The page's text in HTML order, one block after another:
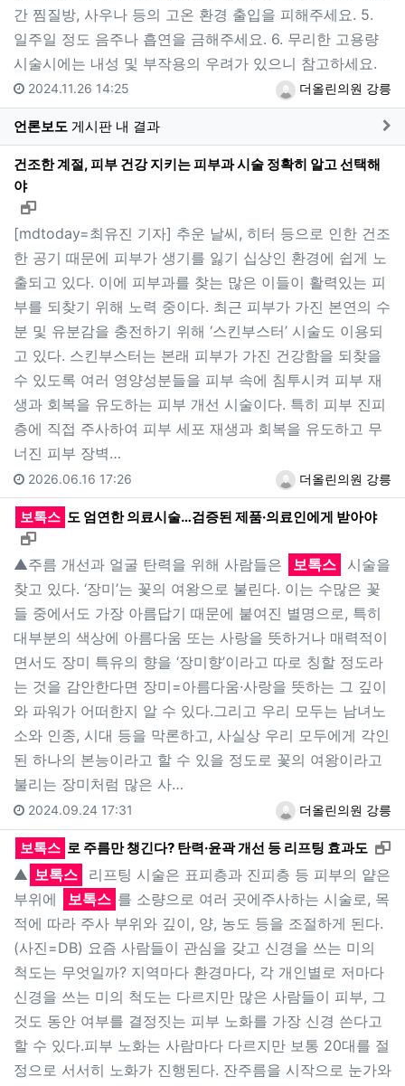
간 찜질방, 사우나 등의 고온 환경 출입을 피해주세요. 5.
일주일 정도 음주나 흡연을 금해주세요. 6. 무리한 고용량
시술시에는 내성 및 부작용의 우려가 있으니 참고하세요.
더올린의원 강릉
2024.11.26 14:25
언론보도 게시판 내 결과
건조한 계절, 피부 건강 지키는 피부과 시술 정확히 알고 선택해
야
새창으로 보기
[mdtoday=최유진 기자] 추운 날씨, 히터 등으로 인한 건조
한 공기 때문에 피부가 생기를 잃기 십상인 환경에 쉽게 노
출되고 있다. 이에 피부과를 찾는 많은 이들이 활력있는 피
부를 되찾기 위해 노력 중이다. 최근 피부가 가진 본연의 수
분 및 유분감을 충전하기 위해 ‘스킨부스터’ 시술도 이용되
고 있다. 스킨부스터는 본래 피부가 가진 건강함을 되찾을
수 있도록 여러 영양성분들을 피부 속에 침투시켜 피부 재
생과 회복을 유도하는 피부 개선 시술이다. 특히 피부 진피
층에 직접 주사하여 피부 세포 재생과 회복을 유도하고 무
너진 피부 장벽…
더올린의원 강릉
2026.06.16 17:26
보톡스 도 엄연한 의료시술…검증된 제품·의료인에게 받아야
새창으로 보기
▲주름 개선과 얼굴 탄력을 위해 사람들은 보톡스 시술을
찾고 있다. ‘장미’는 꽃의 여왕으로 불린다. 이는 수많은 꽃
들 중에서도 가장 아름답기 때문에 붙여진 별명으로, 특히
대부분의 색상에 아름다움 또는 사랑을 뜻하거나 매력적이
면서도 장미 특유의 향을 ‘장미향’이라고 따로 칭할 정도라
는 것을 감안한다면 장미=아름다움·사랑을 뜻하는 그 깊이
와 파워가 어떠한지 알 수 있다.그리고 우리 모두는 남녀노
소와 인종, 시대 등을 막론하고, 사실상 우리 모두에게 각인
된 하나의 본능이라고 할 수 있을 정도로 꽃의 여왕이라고
불리는 장미처럼 많은 사…
더올린의원 강릉
2024.09.24 17:31
보톡스 로 주름만 챙긴다? 탄력·윤곽 개선 등 리프팅 효과도
▲ 보톡스
리프팅 시술은 표피층과 진피층 등 피부의 얕은
부위에
보톡스 를 소량으로 여러 곳에주사하는 시술로, 목
적에 따라 주사 부위와 깊이, 양, 농도 등을 조절하게 된다.
(사진=DB) 요즘 사람들이 관심을 갖고 신경을 쓰는 미의
척도는 무엇일까? 지역마다 환경마다, 각 개인별로 저마다
신경을 쓰는 미의 척도는 다르지만 많은 사람들이 피부, 그
것도 동안 여부를 결정짓는 피부 노화를 가장 신경 쓴다고
할 수 있다.피부 노화는 사람마다 다르지만 보통 20대를 절
정으로 서서히 노화가 진행된다. 잔주름을 시작으로 눈가와